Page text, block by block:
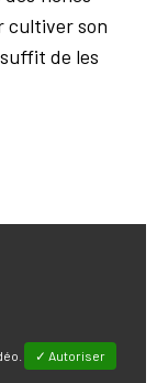
cultiver son
de les
✓ Autoriser